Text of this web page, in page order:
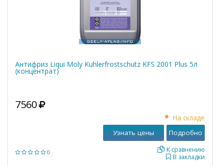
Антифриз Liqui Moly Kuhlerfrostschutz KFS 2001 Plus 5л
(концентрат)
0
7560
На складе
В закладки
К сравнению
Узнать цены Подробно